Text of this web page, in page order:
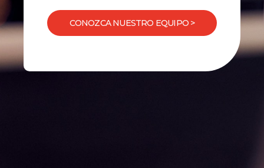
CONOZCA NUESTRO EQUIPO >